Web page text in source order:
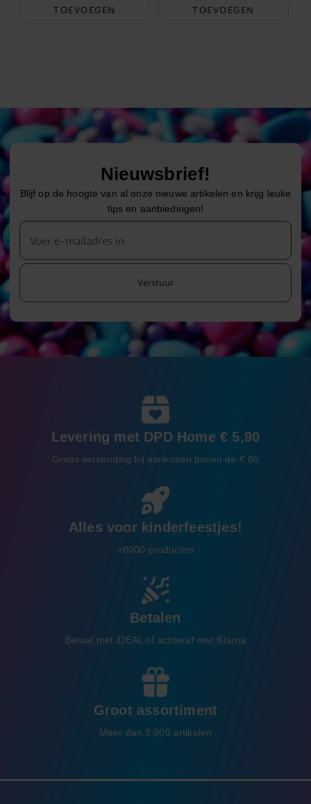
TOEVOEGEN TOEVOEGEN
Nieuwsbrief!
Blijf op de hoogte van al onze nieuwe artikelen en krijg leuke
tips en aanbiedingen!
Verstuur
Levering met DPD Home € 5,90
Gratis verzending bij aankopen boven de € 60
Alles voor kinderfeestjes!
+8000 producten
Betalen
Betaal met iDEAL of achteraf met Klarna
Groot assortiment
Meer dan 9.000 artikelen